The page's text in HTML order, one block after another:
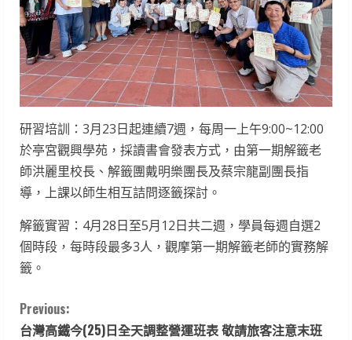
研習培訓：3月23日起連續7週，每周一上午9:00~12:00
於亭宮觀興學苑，採讀書會發表方式，由第一期解籤老
師洪麗里校長、解籤團戴明樂團長及蔡宗龍副團長指
導，上課以師生相互詰問逐籤探討。
解籤實習：4月28日至5月12日共二週，學員每週自選2
個時段，每時段最多3人，觀摩第一期解籤老師的實務解
籤。
C
Previous:
台灣高鐵今(25)日全天調整營運班表 敬請旅客注意末班